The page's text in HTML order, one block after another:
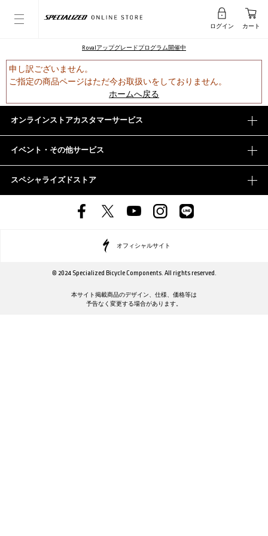
ログイン カート
Rovalアップグレードプログラム開催中
申し訳ございません。
ご指定の商品ページはただ今お取扱いをしておりません。
ホームへ戻る
オンラインストアカスタマーサービス
イベント・その他サービス
スペシャライズドストア
オフィシャルサイト
© 2024 Specialized Bicycle Components. All rights reserved.
本サイト掲載商品のデザイン、仕様、価格等は
予告なく変更する場合があります。